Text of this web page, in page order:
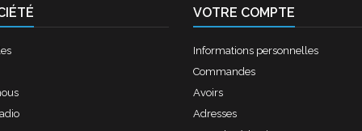
VOTRE COMPTE
Informations personnelles
Commandes
Avoirs
Adresses